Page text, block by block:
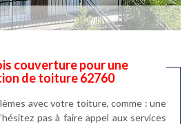
couverture pour une
de toiture 62760
avec votre toiture, comme : une
pas à faire appel aux services